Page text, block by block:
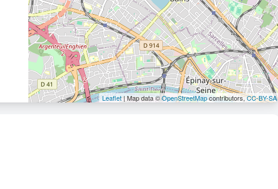
Leaflet | Map data ©OpenStreetMapcontributors,CC-BY-SA